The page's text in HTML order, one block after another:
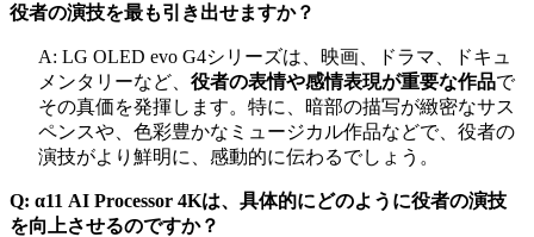
役者の演技を最も引き出せますか？
A: LG OLED evo G4シリーズは、映画、ドラマ、ドキュ
メンタリーなど、 役者の表情や感情表現が重要な作品で
その真価を発揮します。特に、暗部の描写が緻密なサス
ペンスや、色彩豊かなミュージカル作品などで、役者の
演技がより鮮明に、感動的に伝わるでしょう。
Q: α11 AI Processor 4Kは、具体的にどのように役者の演技
を向上させるのですか？